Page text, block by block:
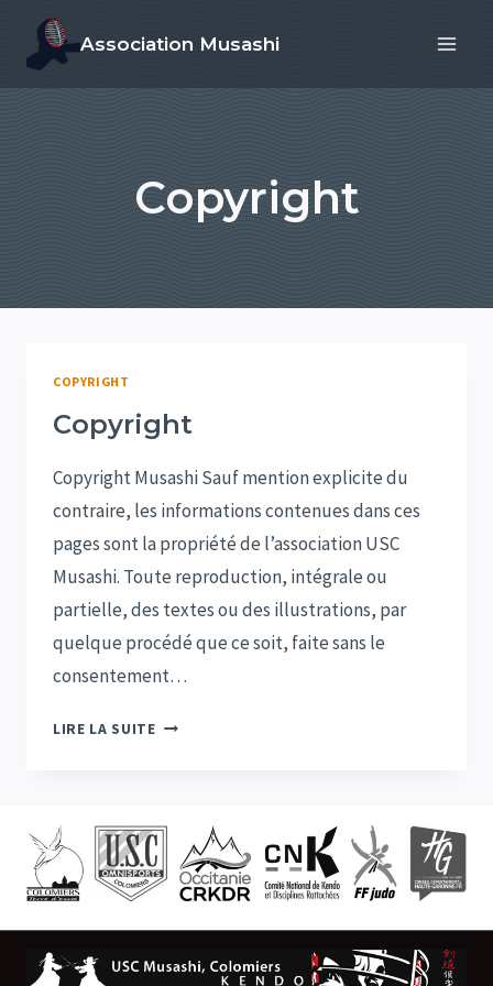
Association Musashi
Copyright
COPYRIGHT
Copyright
Copyright Musashi Sauf mention explicite du
contraire, les informations contenues dans ces
pages sont la propriété de l’association USC
Musashi. Toute reproduction, intégrale ou
partielle, des textes ou des illustrations, par
quelque procédé que ce soit, faite sans le
consentement…
LIRE LA SUITECOPYRIGHT